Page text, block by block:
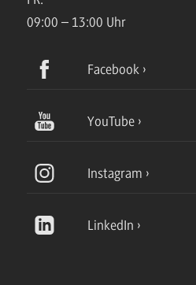
09:00 – 13:00 Uhr
Facebook
YouTube
Instagram
LinkedIn